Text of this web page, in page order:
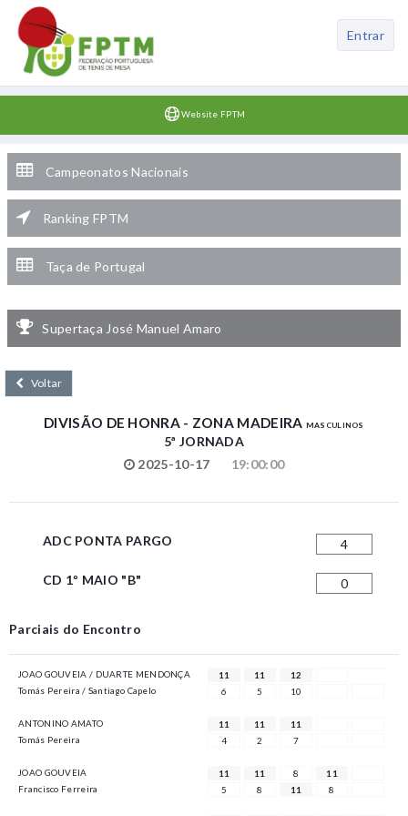
Website FPTM
Entrar
Campeonatos Nacionais
Ranking FPTM
Taça de Portugal
Supertaça José Manuel Amaro
Voltar
DIVISÃO DE HONRA - ZONA MADEIRA MASCULINOS
5ª JORNADA
2025-10-17
19:00:00
ADC PONTA PARGO 4
CD 1º MAIO "B" 0
Parciais do Encontro
JOAO GOUVEIA / DUARTE MENDONÇA 11 11
12
Tomás Pereira / Santiago Capelo
6 5 10
ANTONINO AMATO 11 11
11
Tomás Pereira
4 2 7
JOAO GOUVEIA 11 11 8
11
Francisco Ferreira
5 8 11 8